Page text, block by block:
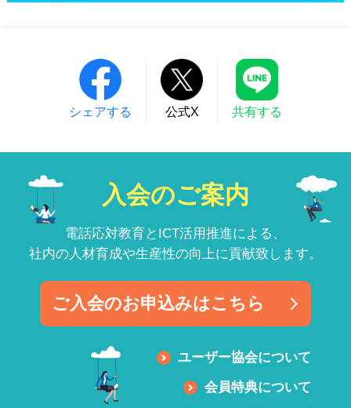
シェアする 公式X 共有する
入会のご案内
電話応対教育とICT活用推進による、
社内の人材育成や生産性の向上に貢献致します。
ご入会のお申込みはこちら
ユーザー協会について
会員特典について